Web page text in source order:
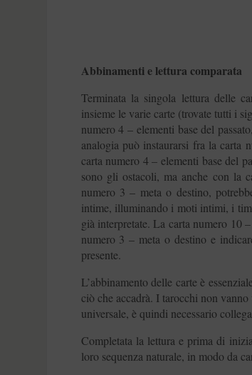
Abbinamenti e lettura comparata
Terminata la singola lettura delle
insieme le varie carte (trovate tutti i
numero 4 – elementi base del
analogia può instaurarsi fra la carta
carta numero 4 – elementi base del
sono gli ostacoli, ma anche con la
numero 3 – meta o destino,
intime, illuminando i moti intimi, i
già interpretate. La carta numero 10
numero 3 – meta o destino e
presente.
L’abbinamento delle carte è
ciò che accadrà. I tarocchi non
universale, è quindi necessario
Completata la lettura e prima di
loro sequenza naturale, in modo da